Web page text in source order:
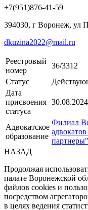
+7(951)876-41-59
394030, г Воронеж, ул
dkuzina2022@mail.ru
Реестровый
номер
36/3312
Статус
Дата
присвоения
статуса
30.08.2024
Адвокатское
образование
Филиал
партнеры"
НАЗАД
Продолжая
палате Воронежской
файлов cookies и
посредством
в целях ведения